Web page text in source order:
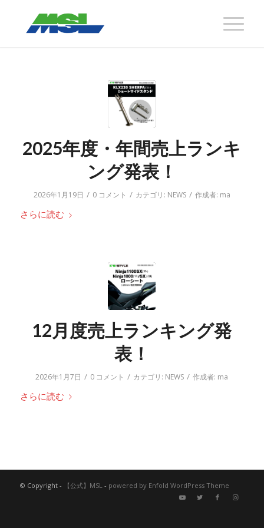
2025年度・年間売上ランキ
ング発表！
2026年1月19日 / 0 コメント / カテゴリ: NEWS / 作成者: ma
さらに読む
12月度売上ランキング発
表！
2026年1月7日 / 0 コメント / カテゴリ: NEWS / 作成者: ma
さらに読む
© Copyright - 【公式】MSL- powered by Enfold WordPress Theme